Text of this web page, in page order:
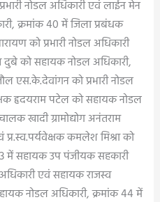
नोडल अधिकारी एवं लाईन मेन
क्रमांक 40 में जिला प्रबंधक
को प्रभारी नोडल अधिकारी
को सहायक नोडल अधिकारी,
एस.के.देवांगन को प्रभारी नोडल
हृदयराम पटेल को सहायक नोडल
खादी ग्रामोद्योग अनंतराम
प्र.स्व.पर्यवेक्षक कमलेश मिश्रा को
में सहायक उप पंजीयक सहकारी
अधिकारी एवं सहायक राजस्व
नोडल अधिकारी, क्रमांक 44 में